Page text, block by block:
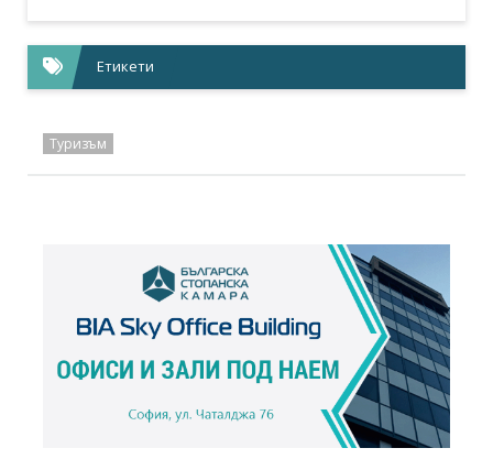
Етикети
Туризъм